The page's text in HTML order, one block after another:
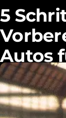
5
Autos